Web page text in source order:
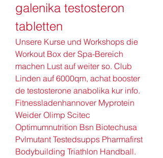
galenika testosteron
tabletten
Unsere Kurse und Workshops die
Workout Box der Spa-Bereich
machen Lust auf weiter so. Club
Linden auf 6000qm, achat booster
de testosterone anabolika kur info.
Fitnessladenhannover Myprotein
Weider Olimp Scitec
Optimumnutrition Bsn Biotechusa
Pvlmutant Testedsupps Pharmafirst
Bodybuilding Triathlon Handball.